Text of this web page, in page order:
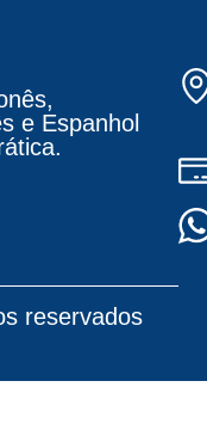
e Espanhol
reservados